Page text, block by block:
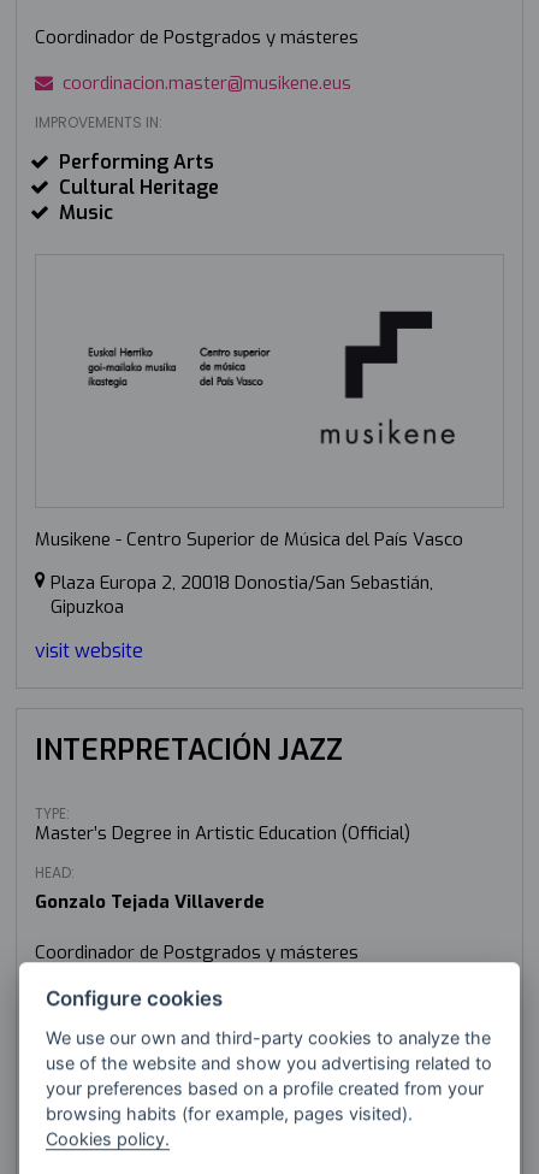
Coordinador de Postgrados y másteres
coordinacion.master@musikene.eus
IMPROVEMENTS IN:
Performing Arts
Cultural Heritage
Music
Musikene - Centro Superior de Música del País Vasco
Plaza Europa 2, 20018 Donostia/San Sebastián,
Gipuzkoa
visit website
INTERPRETACIÓN JAZZ
TYPE:
Master’s Degree in Artistic Education (Official)
HEAD:
Gonzalo Tejada Villaverde
Coordinador de Postgrados y másteres
coordinacion.master@musikene.eus
IMPROVEMENTS IN:
Performing Arts
Cultural Heritage
Music
Configure cookies
We use our own and third-party cookies to analyze the
use of the website and show you advertising related to
your preferences based on a profile created from your
browsing habits (for example, pages visited).
Cookies policy.